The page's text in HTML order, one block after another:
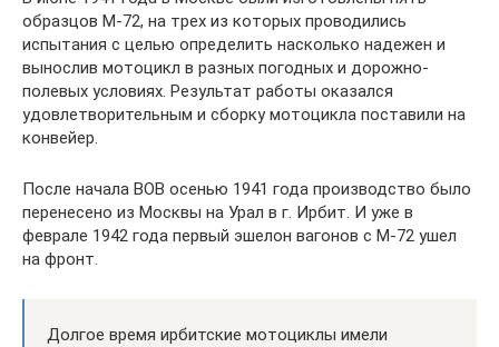
образцов М-72, на трех из которых проводились
испытания с целью определить насколько надежен и
вынослив мотоцикл в разных погодных и дорожно-
полевых условиях. Результат работы оказался
удовлетворительным и сборку мотоцикла поставили на
конвейер.
После начала ВОВ осенью 1941 года производство было
перенесено из Москвы на Урал в г. Ирбит. И уже в
феврале 1942 года первый эшелон вагонов с М-72 ушел
на фронт.
Долгое время ирбитские мотоциклы имели